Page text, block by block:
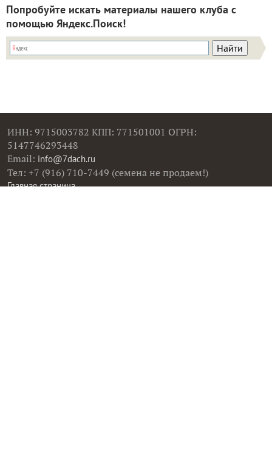
Попробуйте искать материалы нашего клуба с
помощью Яндекс.Поиск!
ИНН: 9715003782 КПП: 771501001 ОГРН:
5147746293448
Email: info@7dach.ru
Тел: +7 (916) 710-7449 (семена не продаем!)
Главная страница